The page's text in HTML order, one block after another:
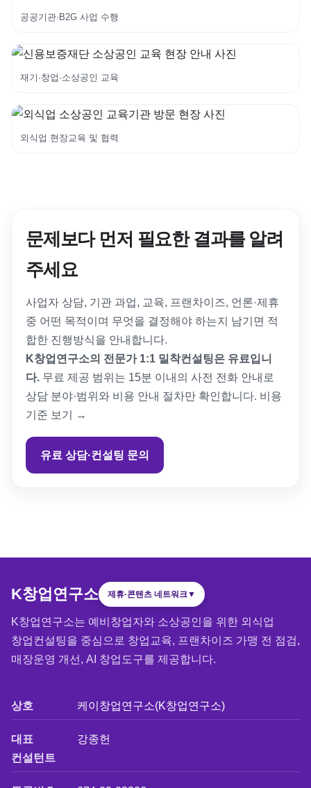
공공기관·B2G 사업 수행
재기·창업·소상공인 교육
외식업 현장교육 및 협력
문제보다 먼저 필요한 결과를 알려
주세요
사업자 상담, 기관 과업, 교육, 프랜차이즈, 언론·제휴
중 어떤 목적이며 무엇을 결정해야 하는지 남기면 적
합한 진행방식을 안내합니다.
K창업연구소의 전문가 1:1 밀착컨설팅은 유료입니
다. 무료 제공 범위는 15분 이내의 사전 전화 안내로
상담 분야·범위와 비용 안내 절차만 확인합니다. 비용
기준 보기 →
유료 상담·컨설팅 문의
K창업연구소 제휴·콘텐츠 네트워크 ▼
K창업연구소는 예비창업자와 소상공인을 위한 외식업
창업컨설팅을 중심으로 창업교육, 프랜차이즈 가맹 전 점검,
매장운영 개선, AI 창업도구를 제공합니다.
상호 케이창업연구소(K창업연구소)
대표
컨설턴트
강종헌